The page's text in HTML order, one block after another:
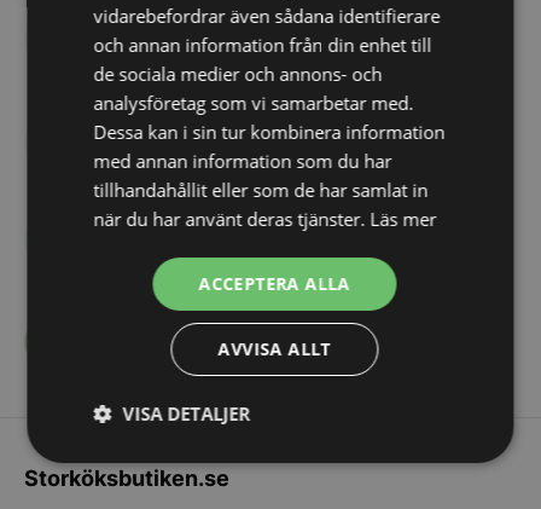
Frakt från 199 kr
Vi skickar med DHL
AAA Rating
Högsta kreditvärdighet
Ring på tel. 041041444
Skicka ett mail tillinfo@storkoksbutiken.se
Certifierad
För E-handel
Storköksbutiken.se
vidarebefordrar även sådana identifierare
och annan information från din enhet till
de sociala medier och annons- och
analysföretag som vi samarbetar med.
Dessa kan i sin tur kombinera information
med annan information som du har
tillhandahållit eller som de har samlat in
när du har använt deras tjänster. Läs mer
ACCEPTERA ALLA
AVVISA ALLT
VISA DETALJER
Strikt
nödvändigt
Prestanda Inriktning